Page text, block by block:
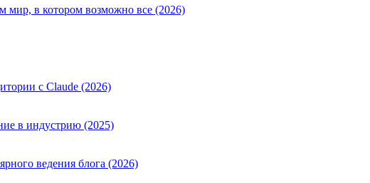
мир, в котором возможно все (2026)
с Claude (2026)
в индустрию (2025)
ведения блога (2026)